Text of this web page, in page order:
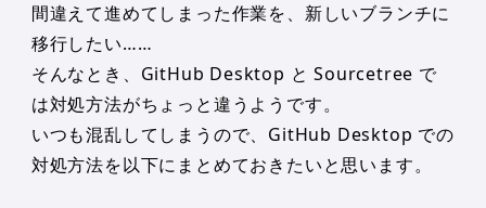
間違えて進めてしまった作業を、新しいブランチに
移行したい……
そんなとき、GitHub Desktop と Sourcetree で
は対処方法がちょっと違うようです。
いつも混乱してしまうので、GitHub Desktop での
対処方法を以下にまとめておきたいと思います。